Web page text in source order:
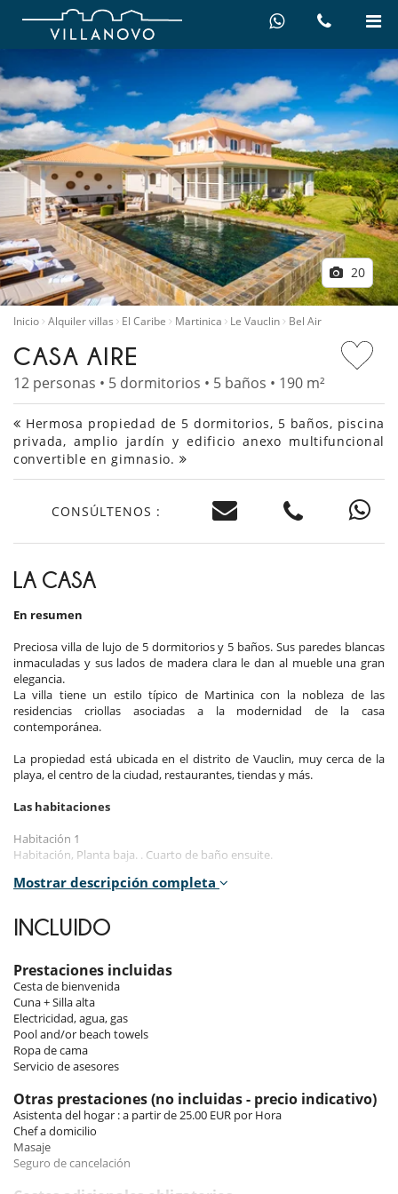
20
Inicio Alquiler villas El Caribe Martinica Le Vauclin Bel Air
CASA AIRE
12 personas • 5 dormitorios • 5 baños • 190 m²
Hermosa propiedad de 5 dormitorios, 5 baños, piscina
privada, amplio jardín y edificio anexo multifuncional
convertible en gimnasio.
CONSÚLTENOS :
LA CASA
En resumen
Preciosa villa de lujo de 5 dormitorios y 5 baños. Sus paredes blancas
inmaculadas y sus lados de madera clara le dan al mueble una gran
elegancia.
La villa tiene un estilo típico de Martinica con la nobleza de las
residencias criollas asociadas a la modernidad de la casa
contemporánea.
La propiedad está ubicada en el distrito de Vauclin, muy cerca de la
playa, el centro de la ciudad, restaurantes, tiendas y más.
Las habitaciones
Habitación 1
Habitación, Planta baja. . Cuarto de baño ensuite.
Habitación 2
Habitación 3
Habitación 4
Habitación, 1er piso. . Cuarto de baño ensuite.
Habitación 5 - Bungalow :
Habitación. . Cuarto de baño ensuite.
La villa tiene 5 dormitorios y 5 baños.
Hay un edificio anexo que se puede adaptar según el número de
invitados previsto durante su estancia o transformar en un gimnasio
con su bicicleta interior.
cinta de correr, su mini-stepper o varios juegos de mancuernas para
mantenerte en forma.
Mostrar descripción completa
INCLUIDO
Prestaciones incluidas
Cesta de bienvenida
Cuna + Silla alta
Electricidad, agua, gas
Pool and/or beach towels
Ropa de cama
Servicio de asesores
Otras prestaciones (no incluidas - precio indicativo)
Asistenta del hogar : a partir de 25.00 EUR por Hora
Chef a domicilio
Masaje
Seguro de cancelación